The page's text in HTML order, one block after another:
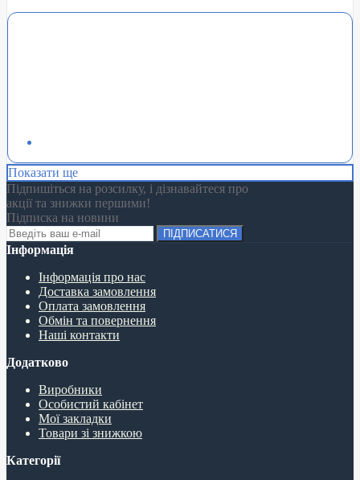
Показати ще
Підпишіться на розсилку, і дізнавайтеся про
акції та знижки першими!
Підписка на новини
ПІДПИСАТИСЯ
Інформація
Інформація про нас
Доставка замовлення
Оплата замовлення
Обмін та повернення
Наші контакти
Додатково
Виробники
Особистий кабінет
Мої закладки
Товари зі знижкою
Категорії